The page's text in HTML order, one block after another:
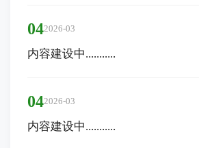
042026-03
内容建设中...........
042026-03
内容建设中...........